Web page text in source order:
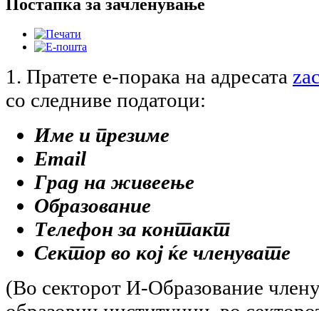
Постапка за зачленување
1. Пратете е-порака на адресата
со следниве податоци:
Име и презиме
Email
Град на живеење
Образование
Телефон за контакт
Сектор во кој ќе членувате
(Во секторот И-Образование